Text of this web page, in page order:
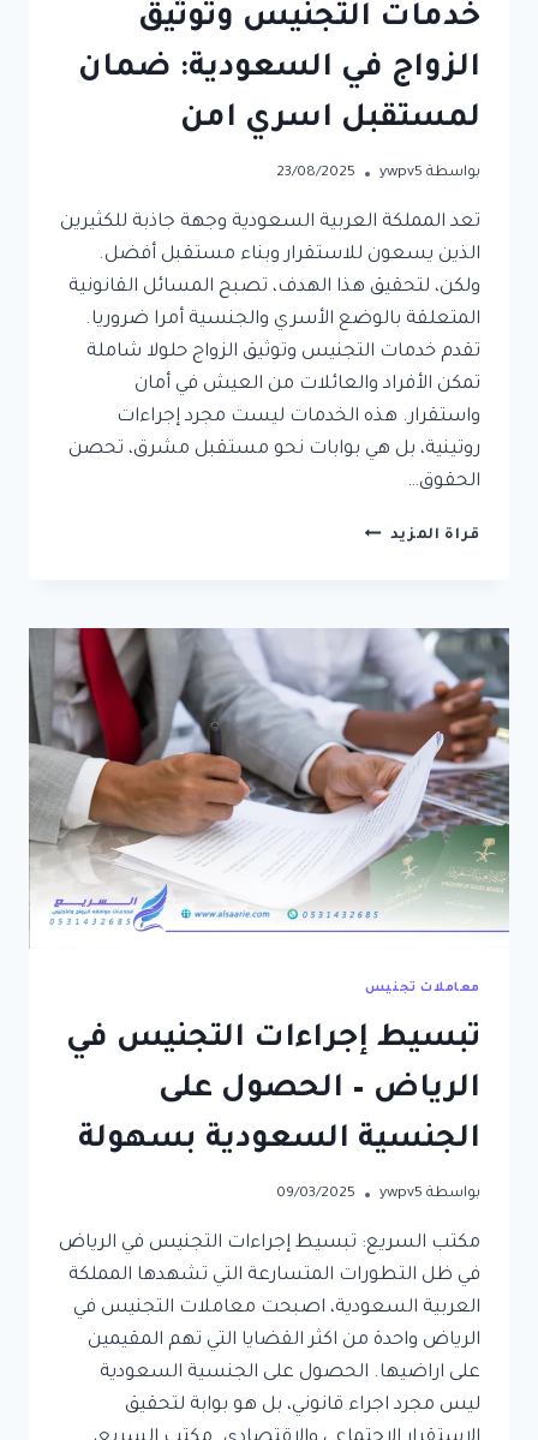
خدمات التجنيس وتوثيق
الزواج في السعودية: ضمان
لمستقبل اسري امن
بواسطة ywpv5
23/08/2025
تعد المملكة العربية السعودية وجهة جاذبة للكثيرين
الذين يسعون للاستقرار وبناء مستقبل أفضل.
ولكن، لتحقيق هذا الهدف، تصبح المسائل القانونية
المتعلقة بالوضع الأسري والجنسية أمرا ضروريا.
تقدم خدمات التجنيس وتوثيق الزواج حلولا شاملة
تمكن الأفراد والعائلات من العيش في أمان
واستقرار. هذه الخدمات ليست مجرد إجراءات
روتينية، بل هي بوابات نحو مستقبل مشرق، تحصن
الحقوق…
قراة المزيد خدمات
في
السعودية:
ضمان
لمستقبل
اسري
امن
معاملات تجنيس
تبسيط إجراءات التجنيس في
الرياض – الحصول على
الجنسية السعودية بسهولة
بواسطة ywpv5
09/03/2025
مكتب السريع: تبسيط إجراءات التجنيس في الرياض
في ظل التطورات المتسارعة التي تشهدها المملكة
العربية السعودية، اصبحت معاملات التجنيس في
الرياض واحدة من اكثر القضايا التي تهم المقيمين
على اراضيها. الحصول على الجنسية السعودية
ليس مجرد اجراء قانوني، بل هو بوابة لتحقيق